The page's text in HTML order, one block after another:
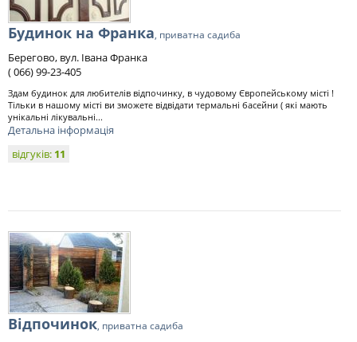
Будинок на Франка, приватна садиба
Берегово, вул. Івана Франка
( 066) 99-23-405
Здам будинок для любителів відпочинку, в чудовому Європейському місті !
Тільки в нашому місті ви зможете відвідати термальні басейни ( які мають
унікальні лікувальні...
Детальна інформація
відгуків: 11
Відпочинок, приватна садиба